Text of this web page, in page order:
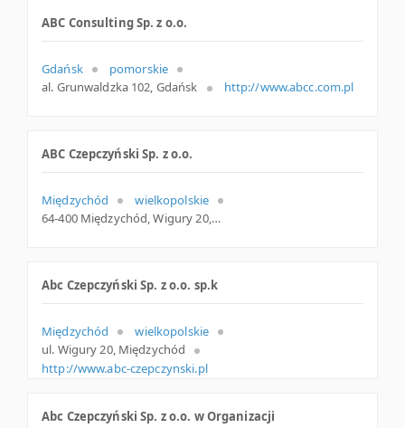
ABC Consulting Sp. z o.o.
Gdańsk
pomorskie
al. Grunwaldzka 102, Gdańsk
http://www.abcc.com.pl
ABC Czepczyński Sp. z o.o.
Międzychód
wielkopolskie
64-400 Międzychód, Wigury 20, woj. Wielkopolskie, pow. Międzychodzki, gm. Międzychód
Abc Czepczyński Sp. z o.o. sp.k
Międzychód
wielkopolskie
ul. Wigury 20, Międzychód
http://www.abc-czepczynski.pl
Abc Czepczyński Sp. z o.o. w Organizacji